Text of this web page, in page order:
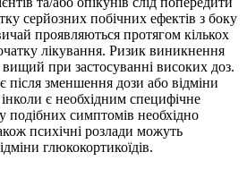
серйозних побічних ефектів з боку
проявляються протягом кількох
лікування. Ризик виникнення
при застосуванні високих доз.
після зменшення дози або відміни
інколи є необхідним специфічне
подібних симптомів необхідно
психічні розлади можуть
глюкокортикоїдів.